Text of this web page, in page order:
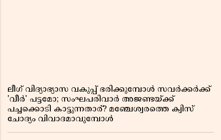
ലീഗ് വിദ്യാഭ്യാസ വകുപ്പ് ഭരിക്കുമ്പോൾ സവർക്കർക്ക്
'വീർ' പട്ടമോ; സംഘപരിവാർ അജണ്ടയ്ക്ക്
പച്ചക്കൊടി കാട്ടുന്നതാര്? മഞ്ചേശ്വരത്തെ ക്വിസ്
ചോദ്യം വിവാദമാവുമ്പോൾ